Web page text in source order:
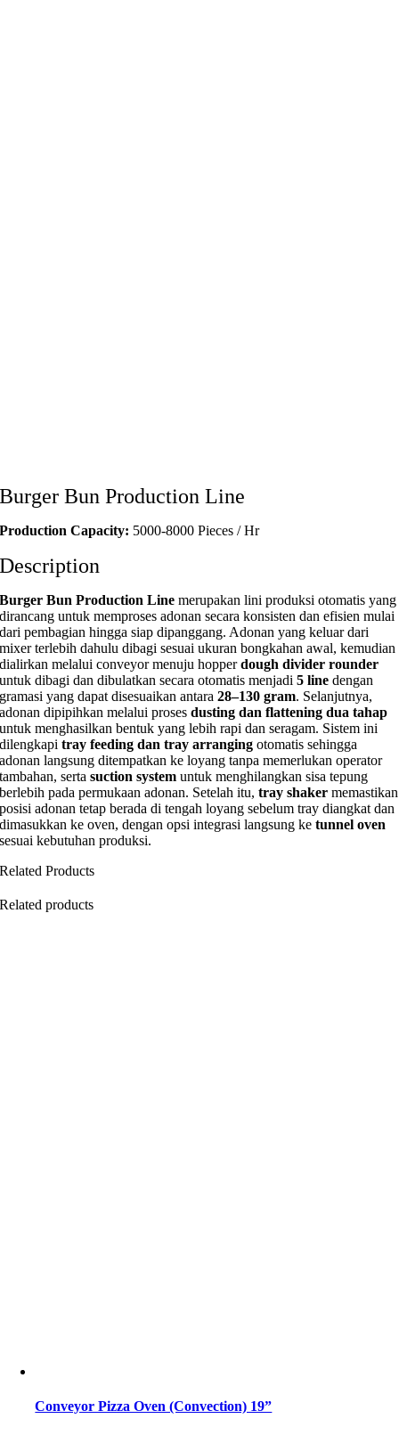
Burger Bun Production Line
Production Capacity: 5000-8000 Pieces / Hr
Description
Burger Bun Production Line merupakan lini produksi otomatis yang
dirancang untuk memproses adonan secara konsisten dan efisien mulai
dari pembagian hingga siap dipanggang. Adonan yang keluar dari
mixer terlebih dahulu dibagi sesuai ukuran bongkahan awal, kemudian
dialirkan melalui conveyor menuju hopperdough divider rounder
untuk dibagi dan dibulatkan secara otomatis menjadi5 line dengan
gramasi yang dapat disesuaikan antara28–130 gram. Selanjutnya,
adonan dipipihkan melalui prosesdusting dan flattening dua tahap
untuk menghasilkan bentuk yang lebih rapi dan seragam. Sistem ini
dilengkapitray feeding dan tray arranging otomatis sehingga
adonan langsung ditempatkan ke loyang tanpa memerlukan operator
tambahan, sertasuction system untuk menghilangkan sisa tepung
berlebih pada permukaan adonan. Setelah itu,tray shaker memastikan
posisi adonan tetap berada di tengah loyang sebelum tray diangkat dan
dimasukkan ke oven, dengan opsi integrasi langsung ketunnel oven
sesuai kebutuhan produksi.
Related Products
Related products
Conveyor Pizza Oven (Convection) 19”